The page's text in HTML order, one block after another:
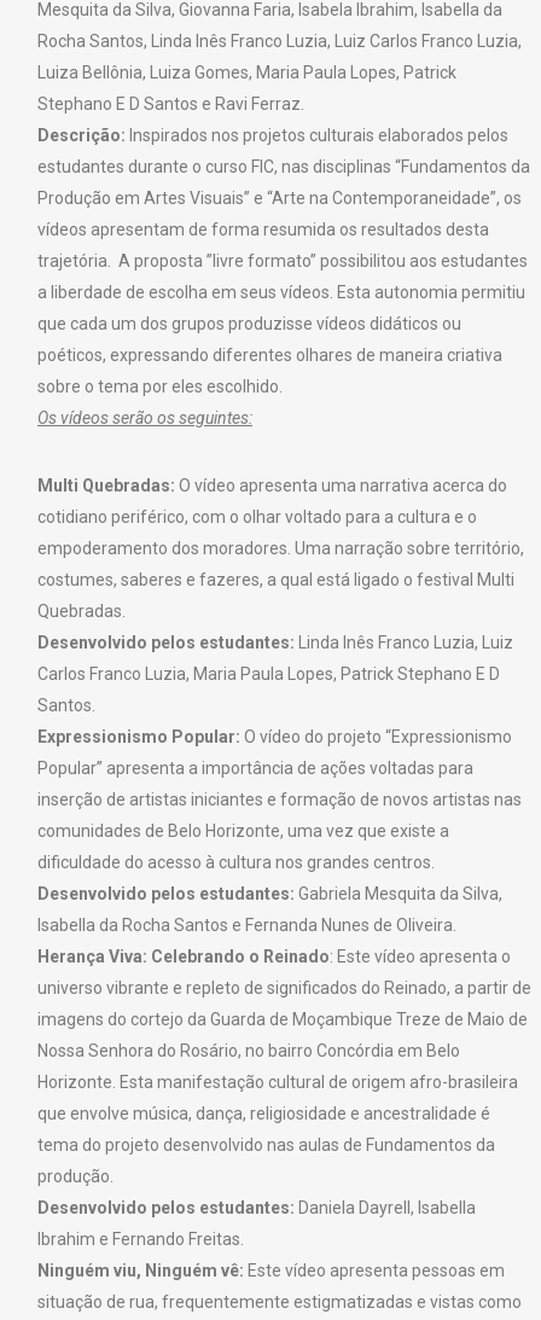
Mesquita da Silva, Giovanna Faria, Isabela Ibrahim, Isabella da
Rocha Santos, Linda Inês Franco Luzia, Luiz Carlos Franco Luzia,
Luiza Bellônia, Luiza Gomes, Maria Paula Lopes, Patrick
Stephano E D Santos e Ravi Ferraz.
Descrição: Inspirados nos projetos culturais elaborados pelos
estudantes durante o curso FIC, nas disciplinas “Fundamentos da
Produção em Artes Visuais” e “Arte na Contemporaneidade”, os
vídeos apresentam de forma resumida os resultados desta
trajetória. A proposta ”livre formato” possibilitou aos estudantes
a liberdade de escolha em seus vídeos. Esta autonomia permitiu
que cada um dos grupos produzisse vídeos didáticos ou
poéticos, expressando diferentes olhares de maneira criativa
sobre o tema por eles escolhido.
Os vídeos serão os seguintes:
Multi Quebradas: O vídeo apresenta uma narrativa acerca do
cotidiano periférico, com o olhar voltado para a cultura e o
empoderamento dos moradores. Uma narração sobre território,
costumes, saberes e fazeres, a qual está ligado o festival Multi
Quebradas.
Desenvolvido pelos estudantes: Linda Inês Franco Luzia, Luiz
Carlos Franco Luzia, Maria Paula Lopes, Patrick Stephano E D
Santos.
Expressionismo Popular: O vídeo do projeto “Expressionismo
Popular” apresenta a importância de ações voltadas para
inserção de artistas iniciantes e formação de novos artistas nas
comunidades de Belo Horizonte, uma vez que existe a
dificuldade do acesso à cultura nos grandes centros.
Desenvolvido pelos estudantes: Gabriela Mesquita da Silva,
Isabella da Rocha Santos e Fernanda Nunes de Oliveira.
Herança Viva: Celebrando o Reinado: Este vídeo apresenta o
universo vibrante e repleto de significados do Reinado, a partir de
imagens do cortejo da Guarda de Moçambique Treze de Maio de
Nossa Senhora do Rosário, no bairro Concórdia em Belo
Horizonte. Esta manifestação cultural de origem afro-brasileira
que envolve música, dança, religiosidade e ancestralidade é
tema do projeto desenvolvido nas aulas de Fundamentos da
produção.
Desenvolvido pelos estudantes: Daniela Dayrell, Isabella
Ibrahim e Fernando Freitas.
Ninguém viu, Ninguém vê: Este vídeo apresenta pessoas em
situação de rua, frequentemente estigmatizadas e vistas como